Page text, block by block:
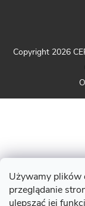
Używamy plików
przeglądanie
ulepszać jej
Copyright 2026